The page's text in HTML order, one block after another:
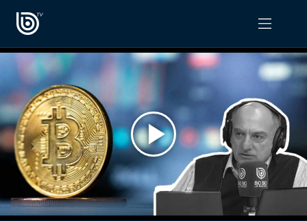
PROGRAMAS
Radiograma
Expreso Bío Bío
Podría Ser Peor
La Entrevista de Tomás Mosciatti
OPINIÓN
PODCAST RADIOGRAMA